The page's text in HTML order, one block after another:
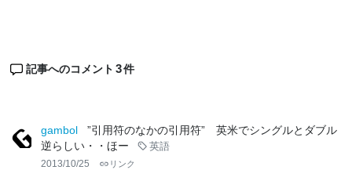
記事へのコメント 3件
gambol
”引用符のなかの引用符” 英米でシングルとダブル
逆らしい・・ほー
英語
2013/10/25 リンク